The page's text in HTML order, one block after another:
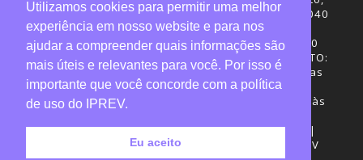
291 – Centro - CEP: 88020-040
Florianópolis - SC
Telefones: (48) 3665-4600
HORÁRIO DE FUNCIONAMENTO:
Central de Atendimento: das
12h30 às 18h
Sede administrativa: 7h30 às
Desenvolvimento: CIASC |
Gestão do conteúdo: IPREV
Utilizamos cookies para permitir uma melhor
experiência em nosso website e para nos
ajudar a compreender quais informações são
mais úteis e relevantes para você. Por isso é
importante que você concorde com a política
de uso do IPREV.
Eu aceito